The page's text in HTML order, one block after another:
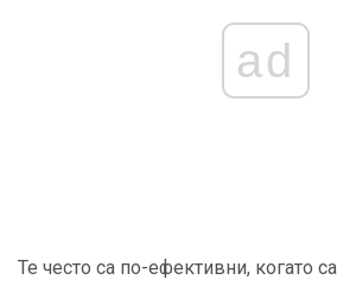
ad
Те често са по-ефективни, когато